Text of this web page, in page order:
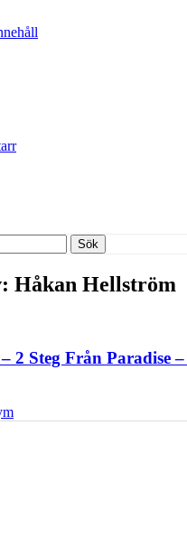
Sök
Håkan Hellström
2 Steg Från Paradise